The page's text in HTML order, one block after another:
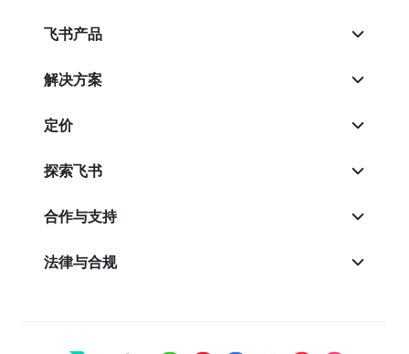
飞书产品
解决方案
定价
探索飞书
合作与支持
法律与合规